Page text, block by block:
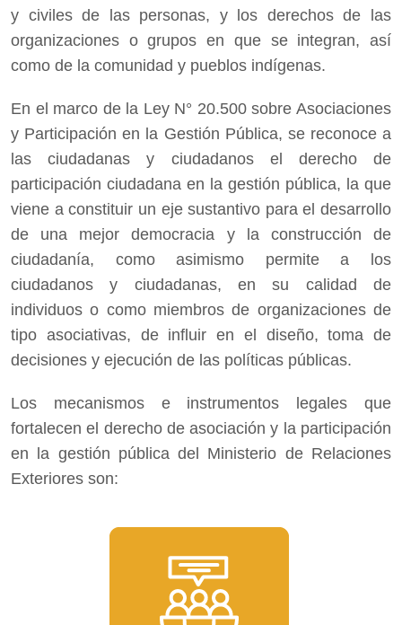
y civiles de las personas, y los derechos de las
organizaciones o grupos en que se integran, así
como de la comunidad y pueblos indígenas.
En el marco de la Ley N° 20.500 sobre Asociaciones
y Participación en la Gestión Pública, se reconoce a
las ciudadanas y ciudadanos el derecho de
participación ciudadana en la gestión pública, la que
viene a constituir un eje sustantivo para el desarrollo
de una mejor democracia y la construcción de
ciudadanía, como asimismo permite a los
ciudadanos y ciudadanas, en su calidad de
individuos o como miembros de organizaciones de
tipo asociativas, de influir en el diseño, toma de
decisiones y ejecución de las políticas públicas.
Los mecanismos e instrumentos legales que
fortalecen el derecho de asociación y la participación
en la gestión pública del Ministerio de Relaciones
Exteriores son: